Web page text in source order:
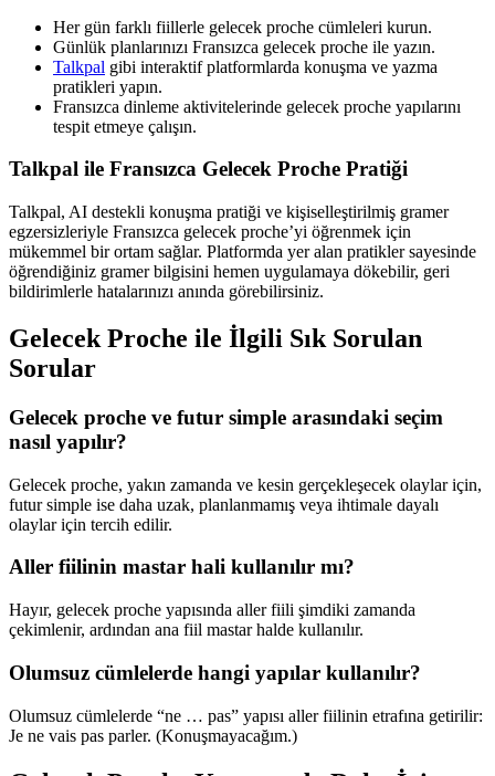
Her gün farklı fiillerle gelecek proche cümleleri kurun.
Günlük planlarınızı Fransızca gelecek proche ile yazın.
Talkpal gibi interaktif platformlarda konuşma ve yazma
pratikleri yapın.
Fransızca dinleme aktivitelerinde gelecek proche yapılarını
tespit etmeye çalışın.
Talkpal ile Fransızca Gelecek Proche Pratiği
Talkpal, AI destekli konuşma pratiği ve kişiselleştirilmiş gramer
egzersizleriyle Fransızca gelecek proche’yi öğrenmek için
mükemmel bir ortam sağlar. Platformda yer alan pratikler sayesinde
öğrendiğiniz gramer bilgisini hemen uygulamaya dökebilir, geri
bildirimlerle hatalarınızı anında görebilirsiniz.
Gelecek Proche ile İlgili Sık Sorulan
Sorular
Gelecek proche ve futur simple arasındaki seçim
nasıl yapılır?
Gelecek proche, yakın zamanda ve kesin gerçekleşecek olaylar için,
futur simple ise daha uzak, planlanmamış veya ihtimale dayalı
olaylar için tercih edilir.
Aller fiilinin mastar hali kullanılır mı?
Hayır, gelecek proche yapısında aller fiili şimdiki zamanda
çekimlenir, ardından ana fiil mastar halde kullanılır.
Olumsuz cümlelerde hangi yapılar kullanılır?
Olumsuz cümlelerde “ne … pas” yapısı aller fiilinin etrafına getirilir:
Je ne vais pas parler. (Konuşmayacağım.)